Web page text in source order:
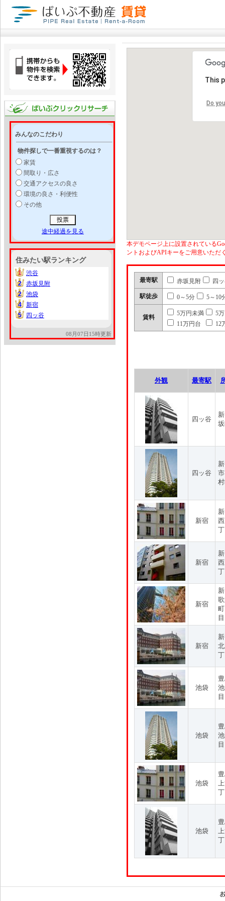
みんなのこだわり
物件探しで一番重視するのは？
家賃
間取り・広さ
交通アクセスの良さ
環境の良さ・利便性
その他
途中経過を見る
住みたい駅ランキング
1
1
渋谷
2
2
赤坂見附
2
2
池袋
4
4
新宿
5
5 四ッ谷
08月07日15時更新
This
Do
本デモページ上に設置されている
ントおよびAPIキーをご用意いただ
最寄駅 赤坂見附 四
駅徒歩 0～5分 5～10
賃料
5万円未満
5
11万円台
12
外観 最寄駅
四ッ谷
四ッ谷
新宿
新宿
新宿
目
新宿
池袋
池袋
目
池袋
池袋